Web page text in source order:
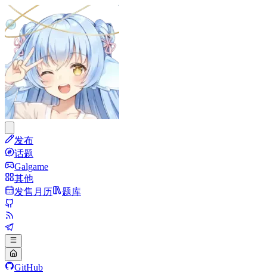
发布
话题
Galgame
其他
发售月历
题库
GitHub